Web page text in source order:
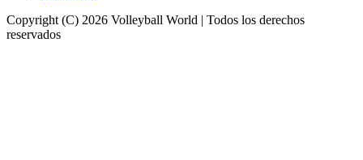
Copyright (C) 2026 Volleyball World | Todos los derechos
reservados